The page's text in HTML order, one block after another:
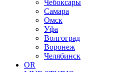
Чебоксары
Самара
Омск
Уфа
Волгоград
Воронеж
Челябинск
OR